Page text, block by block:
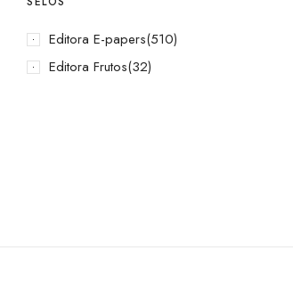
Editora E-papers(510)
Editora Frutos(32)